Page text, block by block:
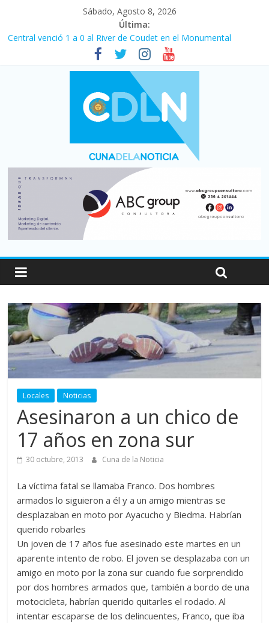
Sábado, Agosto 8, 2026
Última:
Central venció 1 a 0 al River de Coudet en el Monumental
La morosidad alcanzó su nivel más alto en dos décadas y ya
afecta a 400 mil deudores en Santa Fe
Desde que asumió Milei cerraron 41.000 kioscos: el sector
denuncia crisis como en 2001
Vacaciones de invierno con más movimiento y consumo
turístico: 4,6 millones de personas viajaron por el país, un 5,9%
Fuerte caída de la venta de autos usados en julio: bajó un 12,6%
Locales Noticias
Asesinaron a un chico de
17 años en zona sur
30 octubre, 2013 Cuna de la Noticia
La víctima fatal se llamaba Franco. Dos hombres
armados lo siguieron a él y a un amigo mientras se
desplazaban en moto por Ayacucho y Biedma. Habrían
querido robarles
Un joven de 17 años fue asesinado este martes en un
aparente intento de robo. El joven se desplazaba con un
amigo en moto por la zona sur cuando fue sorprendido
por dos hombres armados que, también a bordo de una
motocicleta, habrían querido quitarles el rodado. Al
intentar escaparse de los delincuentes, Franco, que iba